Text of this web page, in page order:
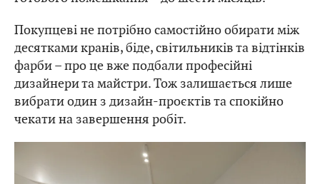
Покупцеві не потрібно самостійно обирати між
десятками кранів, біде, світильників та відтінків
фарби – про це вже подбали професійні
дизайнери та майстри. Тож залишається лише
вибрати один з дизайн-проєктів та спокійно
чекати на завершення робіт.